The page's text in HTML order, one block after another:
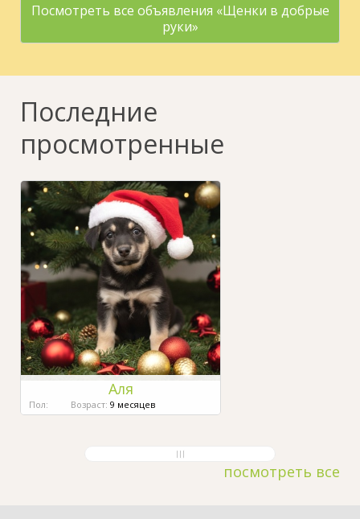
Посмотреть все объявления «Щенки в добрые
руки»
Последние
просмотренные
Аля
Пол: Возраст: 9 месяцев
посмотреть все